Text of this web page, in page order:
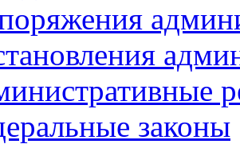
законы